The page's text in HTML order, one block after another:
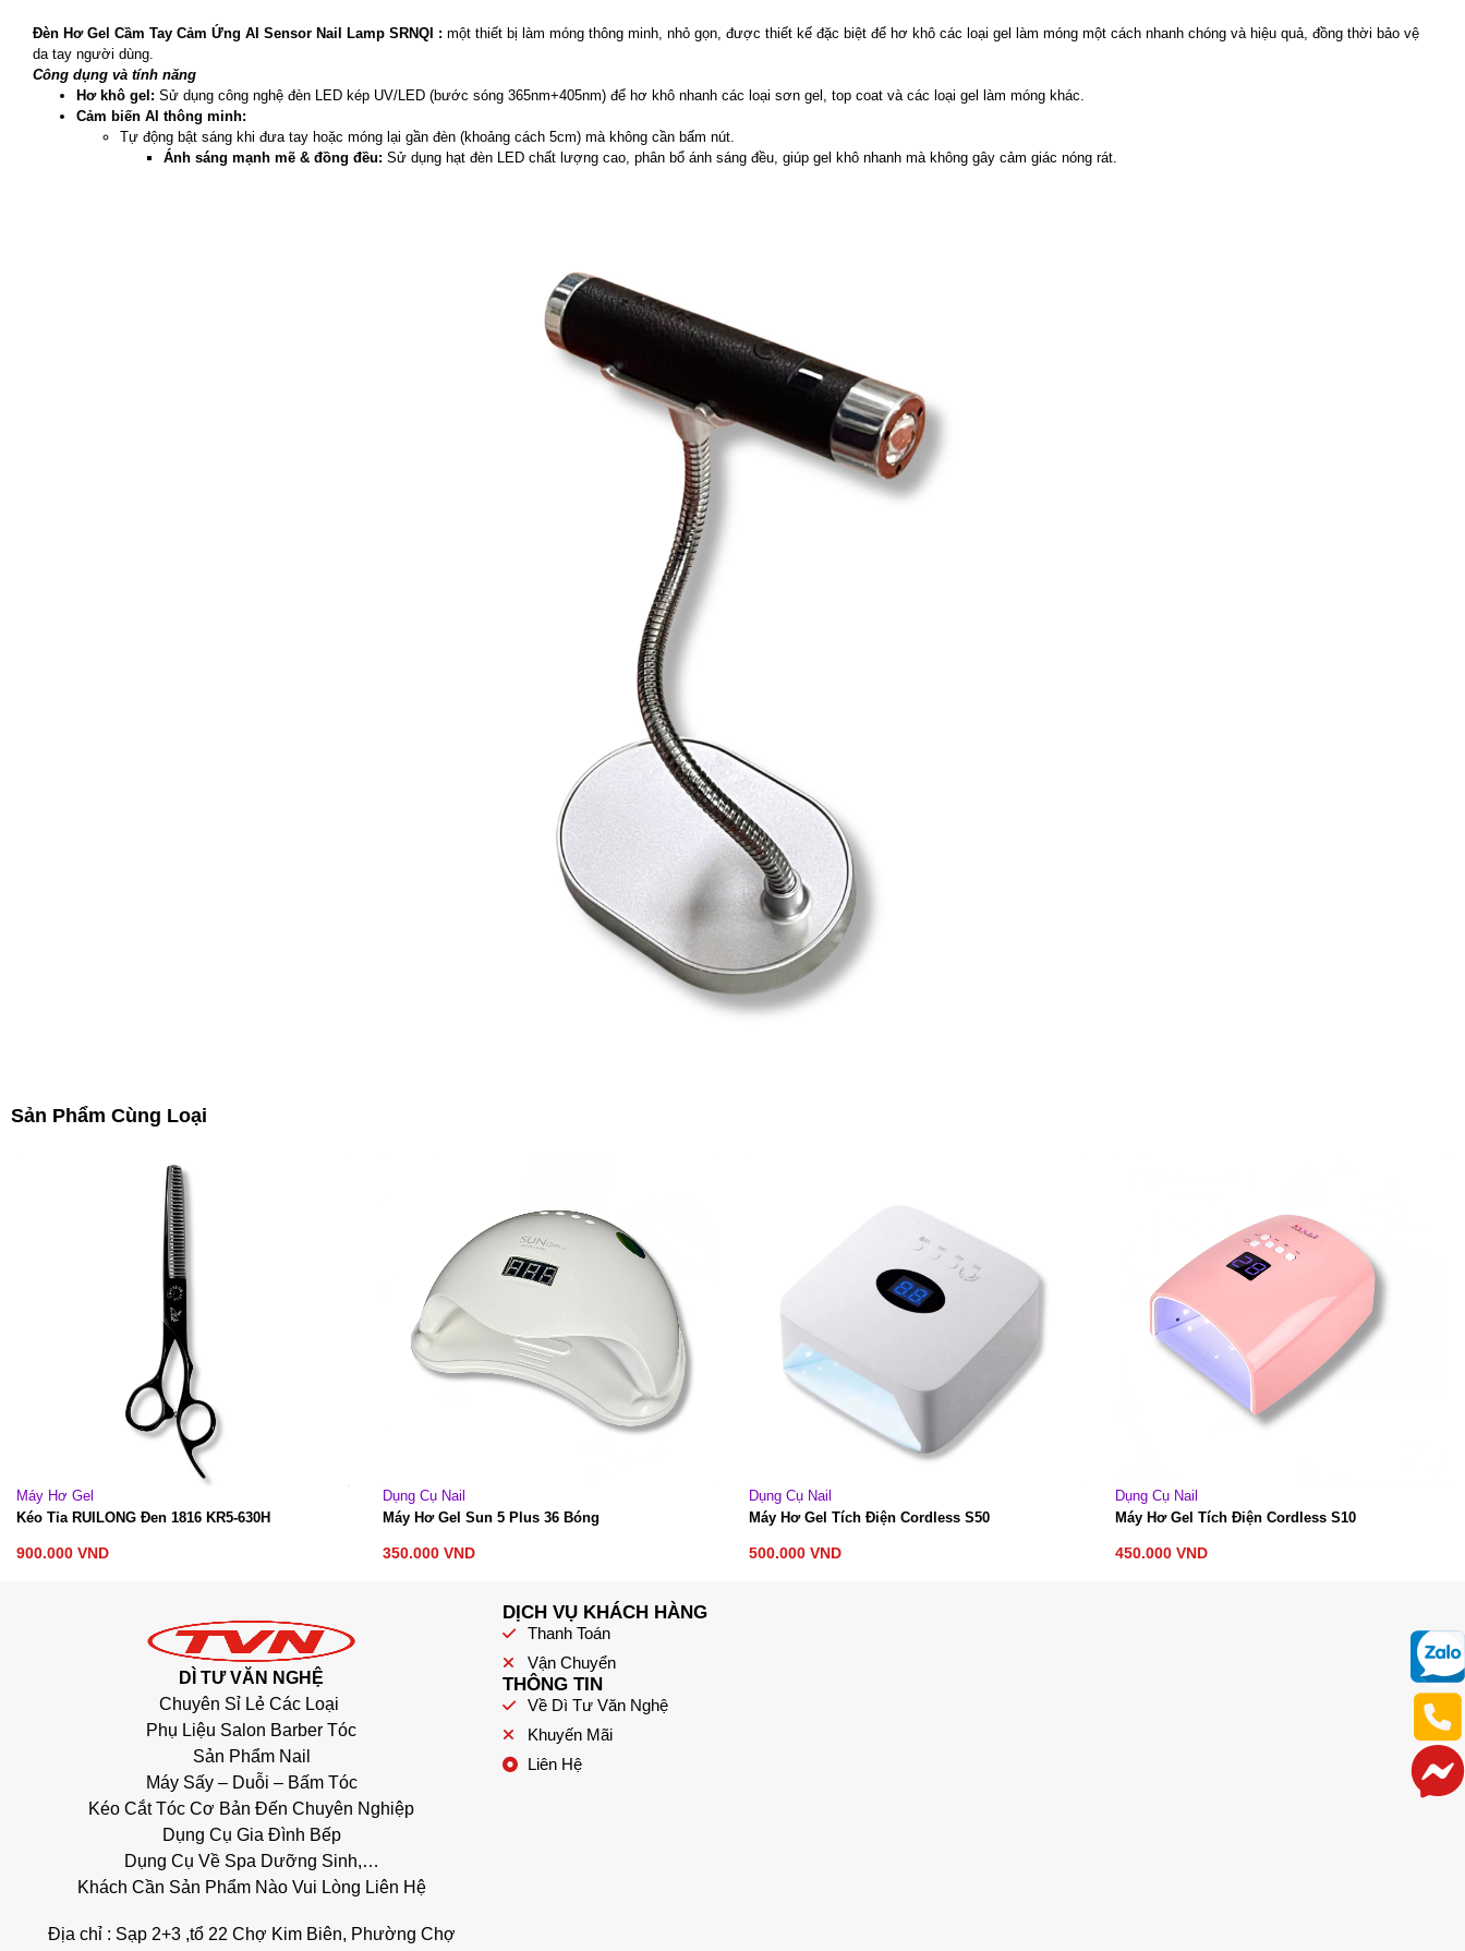
Đèn Hơ Gel Cầm Tay Cảm Ứng AI Sensor Nail Lamp SRNQI : một thiết bị làm móng thông minh, nhỏ gọn, được thiết kế đặc biệt để hơ khô các loại gel làm móng một cách nhanh chóng và hiệu quả, đồng thời bảo vệ
da tay người dùng.
Công dụng và tính năng
Hơ khô gel: Sử dụng công nghệ đèn LED kép UV/LED (bước sóng 365nm+405nm) để hơ khô nhanh các loại sơn gel, top coat và các loại gel làm móng khác.
Cảm biến AI thông minh:
Tự động bật sáng khi đưa tay hoặc móng lại gần đèn (khoảng cách 5cm) mà không cần bấm nút.
Ánh sáng mạnh mẽ & đồng đều: Sử dụng hạt đèn LED chất lượng cao, phân bổ ánh sáng đều, giúp gel khô nhanh mà không gây cảm giác nóng rát.
Sản Phẩm Cùng Loại
Dụng Cụ Nail
Máy Hơ Gel Sun 5 Plus 36 Bóng
350.000VND
Dụng Cụ Nail
Máy Hơ Gel Tích Điện Cordless S50
500.000VND
Dụng Cụ Nail
Máy Hơ Gel Tích Điện Cordless S10
450.000VND
Máy Hơ Gel
Máy Hơ Gel L’UGX Model LG205 Cao Cấp 69
DÌ TƯ VĂN NGHỆ
Chuyên Sỉ Lẻ Các Loại
Phụ Liệu Salon Barber Tóc
Sản Phẩm Nail
Máy Sấy – Duỗi – Bấm Tóc
Kéo Cắt Tóc Cơ Bản Đến Chuyên Nghiệp
Dụng Cụ Gia Đình Bếp
Dụng Cụ Về Spa Dưỡng Sinh,…
Khách Cần Sản Phẩm Nào Vui Lòng Liên Hệ
Địa chỉ : Sạp 2+3 ,tổ 22 Chợ Kim Biên, Phường Chợ
DỊCH VỤ KHÁCH HÀNG
Thanh Toán
Vận Chuyển
THÔNG TIN
Về Dì Tư Văn Nghệ
Khuyến Mãi
Liên Hệ